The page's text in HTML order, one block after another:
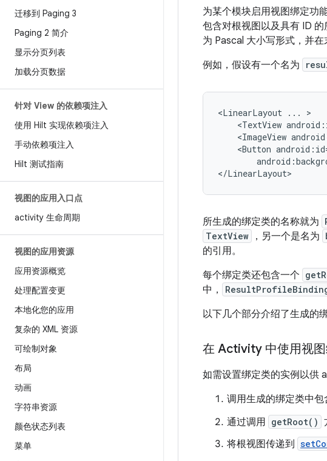
迁移到 Paging 3
Paging 2 简介
显示分页列表
加载分页数据
针对 View 的依赖项注入
使用 Hilt 实现依赖项注入
手动依赖项注入
Hilt 测试指南
视图的应用入口点
activity 生命周期
视图的应用资源
应用资源概览
处理配置变更
本地化您的应用
复杂的 XML 资源
可绘制对象
布局
动画
字符串资源
颜色状态列表
菜单
为某个模块启用视图绑定功
包含对根视图以及具有 ID
为 Pascal 大小写形式，并在
例如，假设有一个名为
<LinearLayout ...
<TextView
<ImageView
<Button
所生成的绑定类的名称就为
TextView ，另一个是名为
的引用。
每个绑定类还包含一个
中，
以下几个部分介绍了生成的
在 Activity 中使用视图
如需设置绑定类的实例以供
调用生成的绑定类中包
通过调用 getRoot()
将根视图传递到